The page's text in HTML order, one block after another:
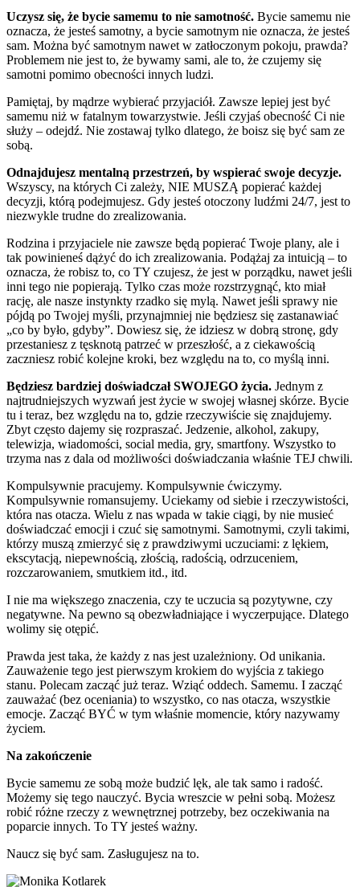
Uczysz się, że bycie samemu to nie samotność. Bycie samemu nie
oznacza, że jesteś samotny, a bycie samotnym nie oznacza, że jesteś
sam. Można być samotnym nawet w zatłoczonym pokoju, prawda?
Problemem nie jest to, że bywamy sami, ale to, że czujemy się
samotni pomimo obecności innych ludzi.
Pamiętaj, by mądrze wybierać przyjaciół. Zawsze lepiej jest być
samemu niż w fatalnym towarzystwie. Jeśli czyjaś obecność Ci nie
służy – odejdź. Nie zostawaj tylko dlatego, że boisz się być sam ze
sobą.
Odnajdujesz mentalną przestrzeń, by wspierać swoje decyzje.
Wszyscy, na których Ci zależy, NIE MUSZĄ popierać każdej
decyzji, którą podejmujesz. Gdy jesteś otoczony ludźmi 24/7, jest to
niezwykle trudne do zrealizowania.
Rodzina i przyjaciele nie zawsze będą popierać Twoje plany, ale i
tak powinieneś dążyć do ich zrealizowania. Podążaj za intuicją – to
oznacza, że robisz to, co TY czujesz, że jest w porządku, nawet jeśli
inni tego nie popierają. Tylko czas może rozstrzygnąć, kto miał
rację, ale nasze instynkty rzadko się mylą. Nawet jeśli sprawy nie
pójdą po Twojej myśli, przynajmniej nie będziesz się zastanawiać
„co by było, gdyby”. Dowiesz się, że idziesz w dobrą stronę, gdy
przestaniesz z tęsknotą patrzeć w przeszłość, a z ciekawością
zaczniesz robić kolejne kroki, bez względu na to, co myślą inni.
Będziesz bardziej doświadczał SWOJEGO życia. Jednym z
najtrudniejszych wyzwań jest życie w swojej własnej skórze. Bycie
tu i teraz, bez względu na to, gdzie rzeczywiście się znajdujemy.
Zbyt często dajemy się rozpraszać. Jedzenie, alkohol, zakupy,
telewizja, wiadomości, social media, gry, smartfony. Wszystko to
trzyma nas z dala od możliwości doświadczania właśnie TEJ chwili.
Kompulsywnie pracujemy. Kompulsywnie ćwiczymy.
Kompulsywnie romansujemy. Uciekamy od siebie i rzeczywistości,
która nas otacza. Wielu z nas wpada w takie ciągi, by nie musieć
doświadczać emocji i czuć się samotnymi. Samotnymi, czyli takimi,
którzy muszą zmierzyć się z prawdziwymi uczuciami: z lękiem,
ekscytacją, niepewnością, złością, radością, odrzuceniem,
rozczarowaniem, smutkiem itd., itd.
I nie ma większego znaczenia, czy te uczucia są pozytywne, czy
negatywne. Na pewno są obezwładniające i wyczerpujące. Dlatego
wolimy się otępić.
Prawda jest taka, że każdy z nas jest uzależniony. Od unikania.
Zauważenie tego jest pierwszym krokiem do wyjścia z takiego
stanu. Polecam zacząć już teraz. Wziąć oddech. Samemu. I zacząć
zauważać (bez oceniania) to wszystko, co nas otacza, wszystkie
emocje. Zacząć BYĆ w tym właśnie momencie, który nazywamy
życiem.
Na zakończenie
Bycie samemu ze sobą może budzić lęk, ale tak samo i radość.
Możemy się tego nauczyć. Bycia wreszcie w pełni sobą. Możesz
robić różne rzeczy z wewnętrznej potrzeby, bez oczekiwania na
poparcie innych. To TY jesteś ważny.
Naucz się być sam. Zasługujesz na to.